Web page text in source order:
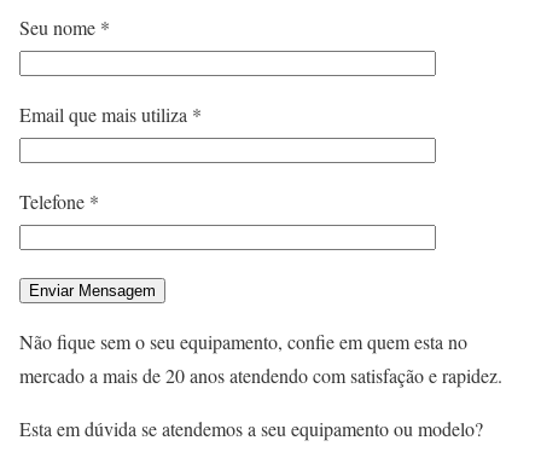
Seu nome *
Email que mais utiliza *
Telefone *
Não fique sem o seu equipamento, confie em quem esta no
mercado a mais de 20 anos atendendo com satisfação e rapidez.
Esta em dúvida se atendemos a seu equipamento ou modelo?